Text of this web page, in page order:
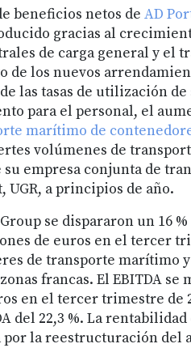
beneficios netos de AD
gracias al
de carga general y el
de los nuevos
las tasas de utilización de
para el personal, el
marítimo de
volúmenes de
su empresa conjunta de
UGR, a principios de año.
se dispararon un 16
de euros en el tercer
de transporte marítimo
francas. El EBITDA se
en el tercer trimestre de
del 22,3 %. La
la reestructuración del